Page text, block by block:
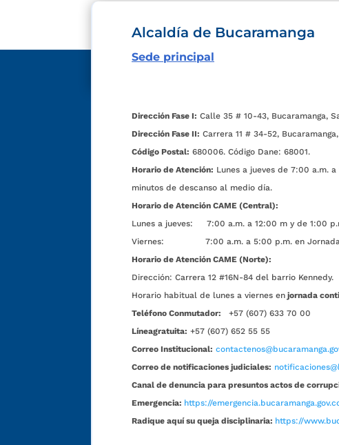
Alcaldía de Bucaramanga
Sede principal
Dirección Fase I: Calle 35 # 10-43, Bucaramanga,
Dirección Fase II: Carrera 11 # 34-52,
Código Postal: 680006. Código Dane: 68001.
Horario de Atención: Lunes a jueves de 7:00 a.m.
minutos de descanso al medio día.
Horario de Atención CAME (Central):
Lunes a jueves: 7:00 a.m. a 12:00 m y de 1:00
Viernes: 7:00 a.m. a 5:00 p.m. en Jornada
Horario de Atención CAME (Norte):
Dirección: Carrera 12 #16N-84 del barrio Kennedy.
Horario habitual de lunes a viernes en jornada
Teléfono Conmutador:
+57 (607) 633 70 00
Líneagratuita: +57 (607) 652 55 55
Correo Institucional:
Correo de notificaciones judiciales:
Canal de denuncia para presuntos actos de
Emergencia: https://
Radique aquí su queja disciplinaria: https://